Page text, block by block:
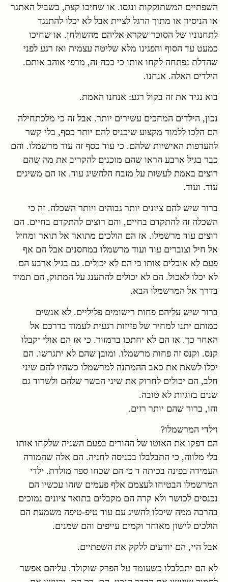
השפתיים המשתוקקות ונגסו. או שחיכו קצת, בשביל האתגר
או הניסיון או מתוך הרגל לציית אבל לא יכלו להתנגד
לתחנוניו של הסוכר שקרא אליהם מהשולחן. או שחיכו
כמעט עד הסוף והפגינו מלא שליטה עצמית ואז רגע לפני
שהדלת נפתחה לקחו אותו כי ככה זה, מרפי אוהב אותם.
הילדים האלה. אנחנו.
בוא נגיד את זה בקול רגע: אנחנו האמת.
נכון, הילדים המחכים עשירים יותר. אבל זה כי מלכתחילה
הם הלכו ללמוד מקצוע שיכניס להם יותר כסף, בלי קשר
להעדפות האישיות שלהם. כי עוד כסף זה עוד מרשמלו. והם
כבר בגיל ארבע הראו שהם מוכנים להקריב את מה שהם
רוצים באמת לעשות על מזבח הלהשיג עוד. אז הם משיגים
עוד. ועוד.
ברור שיש להם ציונים יותר גבוהים ויותר השכלה. זה כי
השכלה זה להתקדם בחיים, והם רוצים להתקדם בחיים. הם
רוצים עוד מרשמלו. אז הם הולכים מתואר אל תואר ומחיל
אל חיל וצוברים עוד ועוד מרשמלו במחסנים אבל הם אף
פעם לא אוכלים אותו כי הם לא יכולים. גם בגיל ארבע הם
לא יכלו לאכול. הם לא יכולים להתענג על המתוק, הם תמיד
בדרך אל המרשמלו הבא.
ברור שיש עליהם פחות רישומים פליליים. לא אנשים
כמותם יתנו למחיר של פזיזות רגעית לעמוד בדרכם אל
האחר כך. אז הם לא יחתכו ברמזור. כי אז הם אולי יקבלו
קנס. וקנס זה פחות מרשמלו. ומובן שהם לא יתגרשו. הם
יכלו לשאת את כאב ההמתנה למרשמלו כשהיו להם שיני
חלב, הם יכולים לחרוק את שיני הבשר שלהם ולשרוד גם
שנים בזוגיות לא טובה.
והו, ברור שהם יותר רזים.
וילדי המרשמלו?
הם דפקו את האוטו של ההורים בפעם השניה שלקחו אותו
בלי מלווה, כי התבלבלו בכניסה לחניה. הם אלה שהמורה
העמידה בפינה בכיתה ד כי הם שכחו ספר מולדת. ילדי
המרשמלו הבטיחו לעצמם אלף פעמים שזהו עכשיו הם
נכנסים לכושר ולא קרה הם מקבלים בתואר ציונים נמוכים
בהרבה ממה שיכלו להשיג עם עוד טיפ-טיפה משמעת הם
הולכים לישון מאוחר וקמים עייפים והם שמנים.
אבל היי, הם יודעים ללקק את השפתיים.
לא הם יתבלבלו כשעומד על הפרק שוקולד. עליהם אפשר